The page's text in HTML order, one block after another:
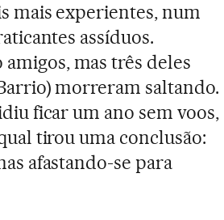
mais experientes, num
assíduos.
mas três deles
morreram saltando.
ficar um ano sem voos,
tirou uma conclusão:
afastando-se para